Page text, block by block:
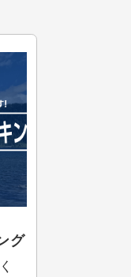
グ